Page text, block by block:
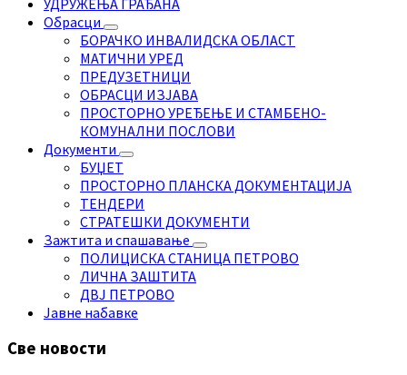
Обрасци
БОРАЧКО ИНВАЛИДСКА ОБЛАСТ
МАТИЧНИ УРЕД
ПРЕДУЗЕТНИЦИ
ОБРАСЦИ ИЗЈАВА
ПРОСТОРНО УРЕЂЕЊЕ И СТАМБЕНО-
КОМУНАЛНИ ПОСЛОВИ
Документи
БУЏЕТ
ПРОСТОРНО ПЛАНСКА ДОКУМЕНТАЦИЈА
ТЕНДЕРИ
СТРАТЕШКИ ДОКУМЕНТИ
Зажтита и спашавање
ПОЛИЦИСКА СТАНИЦА ПЕТРОВО
ЛИЧНА ЗАШТИТА
ДВЈ ПЕТРОВО
Јавне набавке
Све новости